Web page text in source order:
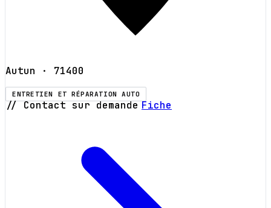
Autun · 71400
ENTRETIEN ET RÉPARATION AUTO
// Contact sur demande Fiche